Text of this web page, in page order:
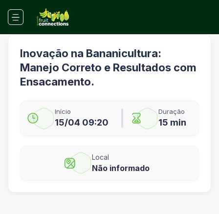
Inovação na Bananicultura:
Manejo Correto e Resultados com
Ensacamento.
Início
15/04 09:20
Duração
15 min
Local
Não informado